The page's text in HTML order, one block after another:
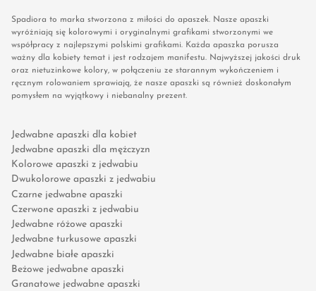
Spadiora to marka stworzona z miłości do apaszek. Nasze apaszki
wyróżniają się kolorowymi i oryginalnymi grafikami stworzonymi we
współpracy z najlepszymi polskimi grafikami. Każda apaszka porusza
ważny dla kobiety temat i jest rodzajem manifestu. Najwyższej jakości druk
oraz nietuzinkowe kolory, w połączeniu ze starannym wykończeniem i
ręcznym rolowaniem sprawiają, że nasze apaszki są również doskonałym
pomysłem na wyjątkowy i niebanalny prezent.
Jedwabne apaszki dla kobiet
Jedwabne apaszki dla mężczyzn
Kolorowe apaszki z jedwabiu
Dwukolorowe apaszki z jedwabiu
Czarne jedwabne apaszki
Czerwone apaszki z jedwabiu
Jedwabne różowe apaszki
Jedwabne turkusowe apaszki
Jedwabne białe apaszki
Beżowe jedwabne apaszki
Granatowe jedwabne apaszki